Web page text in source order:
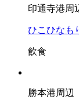
印通寺港周
ひこひなも
飲食
勝本港周辺